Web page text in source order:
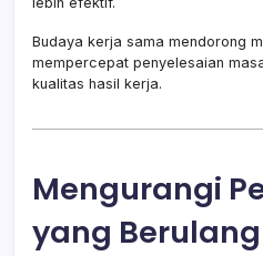
Budaya kerja sama mendorong
mempercepat penyelesaian
kualitas hasil kerja.
Mengurangi
yang Berulang